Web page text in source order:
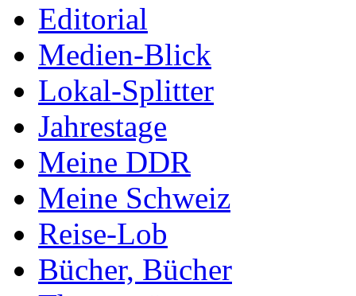
Editorial
Medien-Blick
Lokal-Splitter
Jahrestage
Meine DDR
Meine Schweiz
Reise-Lob
Bücher, Bücher